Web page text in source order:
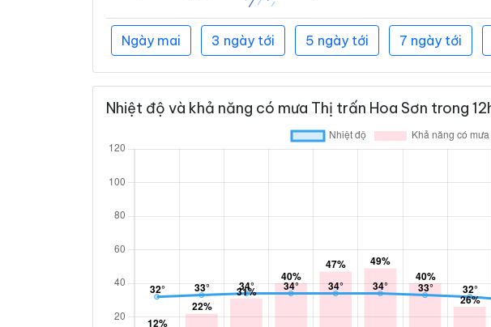
Ngày mai 3 ngày tới 5 ngày tới 7 ngày tới
Nhiệt độ và khả năng có mưa Thị trấn Hoa Sơn trong